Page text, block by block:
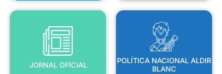
JORNAL OFICIAL
JORNAL OFICIAL
POLÍTICA NACIONAL ALDIR
BLANC
POLÍTICA NACIONAL ALDIR
BLANC